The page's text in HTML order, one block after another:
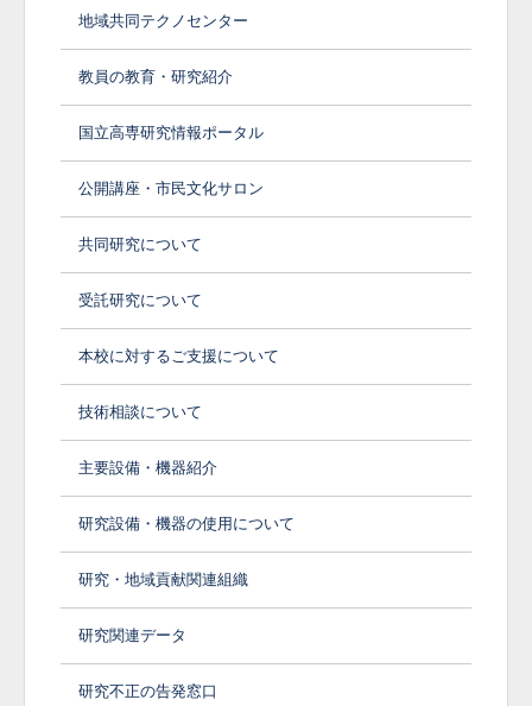
地域共同テクノセンター
教員の教育・研究紹介
国立高専研究情報ポータル
公開講座・市民文化サロン
共同研究について
受託研究について
本校に対するご支援について
技術相談について
主要設備・機器紹介
研究設備・機器の使用について
研究・地域貢献関連組織
研究関連データ
研究不正の告発窓口